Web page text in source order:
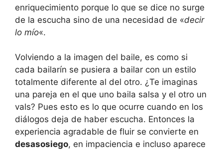
enriquecimiento porque lo que se dice no surge
de la escucha sino de una necesidad de «decir
lo mío«.
Volviendo a la imagen del baile, es como si
cada bailarín se pusiera a bailar con un estilo
totalmente diferente al del otro. ¿Te imaginas
una pareja en el que uno baila salsa y el otro un
vals? Pues esto es lo que ocurre cuando en los
diálogos deja de haber escucha. Entonces la
experiencia agradable de fluir se convierte en
desasosiego, en impaciencia e incluso aparece